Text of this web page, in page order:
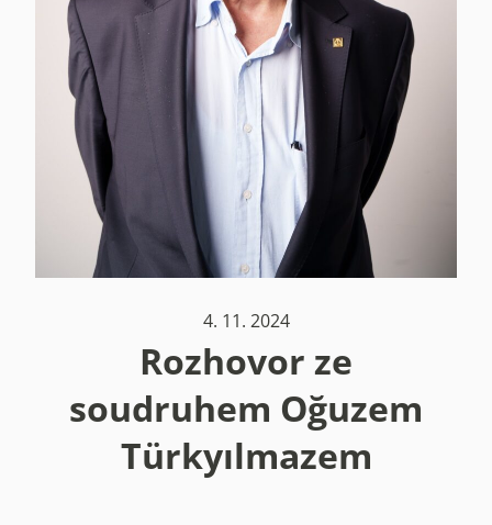
4. 11. 2024
Rozhovor ze
soudruhem Oğuzem
Türkyılmazem